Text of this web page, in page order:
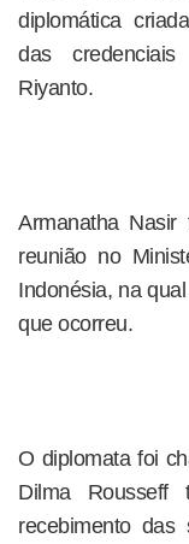
diplomática
das
Riyanto.
Armanatha
reunião no
Indonésia, na
que ocorreu.
O diplomata foi
Dilma
recebimento das